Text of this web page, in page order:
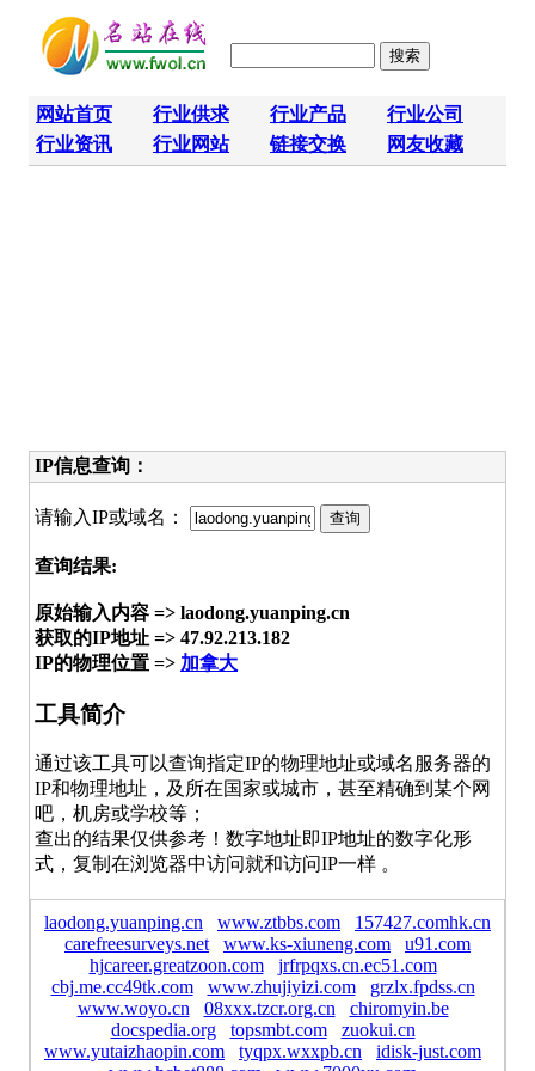
网站首页 行业供求 行业产品
行业公司
行业资讯
行业网站 链接交换 网友收藏
IP信息查询：
请输入IP或域名：
查询结果:
原始输入内容 => laodong.yuanping.cn
获取的IP地址 => 47.92.213.182
IP的物理位置 => 加拿大
工具简介
通过该工具可以查询指定IP的物理地址或域名服务器的
IP和物理地址，及所在国家或城市，甚至精确到某个网
吧，机房或学校等；
查出的结果仅供参考！数字地址即IP地址的数字化形
式，复制在浏览器中访问就和访问IP一样 。
laodong.yuanping.cn www.ztbbs.com
157427.comhk.cn
carefreesurveys.net
www.ks-xiuneng.com
u91.com
hjcareer.greatzoon.com
jrfrpqxs.cn.ec51.com
cbj.me.cc49tk.com
www.zhujiyizi.com
grzlx.fpdss.cn
www.woyo.cn
08xxx.tzcr.org.cn
chiromyin.be
docspedia.org
topsmbt.com
zuokui.cn
www.yutaizhaopin.com
tyqpx.wxxpb.cn
idisk-just.com